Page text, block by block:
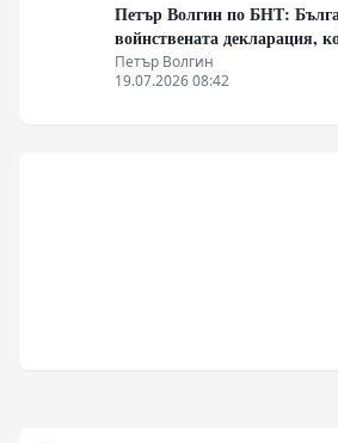
Петър Волгин по БНТ:
войнствената декларация,
Петър Волгин
19.07.2026 08:42